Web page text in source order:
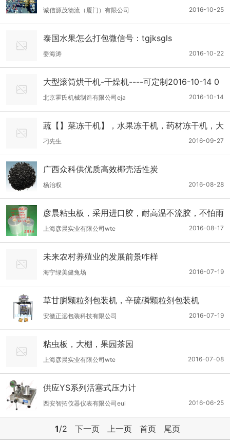
口代理
2016-10-25
诚信源茂物流（厦门）有限公司
泰国水果怎么打包微信号：tgjksgls
2016-10-22
姜海涛
大型滚筒烘干机-干燥机----可定制2016-10-14 0
9:21:24
2016-10-14
北京霍氏机械制造有限公司eja
蔬【】菜冻干机】，水果冻干机，药材冻干机，大
型冻干机
2016-09-27
刁先生
广西众科供优质高效椰壳活性炭
2016-08-28
杨治权
彦晨粘虫板，采用进口胶，耐高温不流胶，不怕雨
林
2016-08-17
上海彦晨实业有限公司wte
未来农村养殖业的发展前景咋样
2016-07-19
海宁绿美健兔场
草甘膦颗粒剂包装机，辛硫磷颗粒剂包装机
2016-07-19
安徽正远包装科技有限公司
粘虫板，大棚，果园茶园
2016-07-08
上海彦晨实业有限公司wte
供应YS系列活塞式压力计
2016-06-25
西安智拓仪器仪表有限公司eui
1/2 下一页 上一页 首页 尾页